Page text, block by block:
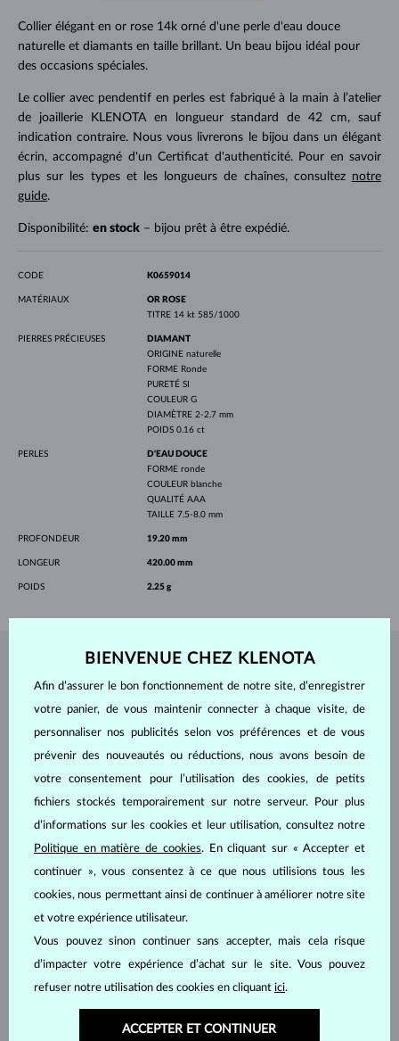
Collier élégant en or rose 14k orné d'une perle d'eau douce
naturelle et diamants en taille brillant. Un beau bijou idéal pour
des occasions spéciales.
Le collier avec pendentif en perles est fabriqué à la main à l’atelier
de joaillerie KLENOTA en longueur standard de 42 cm, sauf
indication contraire. Nous vous livrerons le bijou dans un élégant
écrin, accompagné d'un Certificat d'authenticité. Pour en savoir
plus sur les types et les longueurs de chaînes, consultez notre
guide.
Disponibilité: en stock– bijou prêt à être expédié.
CODE K0659014
MATÉRIAUX
OR ROSE
TITRE 14 kt 585/1000
PIERRES PRÉCIEUSES
DIAMANT
ORIGINE naturelle
FORME Ronde
PURETÉ SI
COULEUR G
DIAMÈTRE 2-2.7 mm
POIDS 0.16 ct
PERLES
D'EAU DOUCE
FORME ronde
COULEUR blanche
QUALITÉ AAA
TAILLE 7.5-8.0 mm
PROFONDEUR 19.20 mm
LONGEUR 420.00 mm
POIDS 2.25 g
BIJOUX DE L'ATELIER KLENOTA
FABRIQUÉS À LA MAIN À PRAGUE
BIENVENUE CHEZ KLENOTA
Afin d’assurer le bon fonctionnement de notre site, d’enregistrer
votre panier, de vous maintenir connecter à chaque visite, de
personnaliser nos publicités selon vos préférences et de vous
prévenir des nouveautés ou réductions, nous avons besoin de
votre consentement pour l’utilisation des cookies, de petits
fichiers stockés temporairement sur notre serveur. Pour plus
d’informations sur les cookies et leur utilisation, consultez notre
Politique en matière de cookies. En cliquant sur « Accepter et
continuer », vous consentez à ce que nous utilisions tous les
cookies, nous permettant ainsi de continuer à améliorer notre site
et votre expérience utilisateur.
Vous pouvez sinon continuer sans accepter, mais cela risque
d’impacter votre expérience d’achat sur le site. Vous pouvez
refuser notre utilisation des cookies en cliquant ici.
ACCEPTER ET CONTINUER